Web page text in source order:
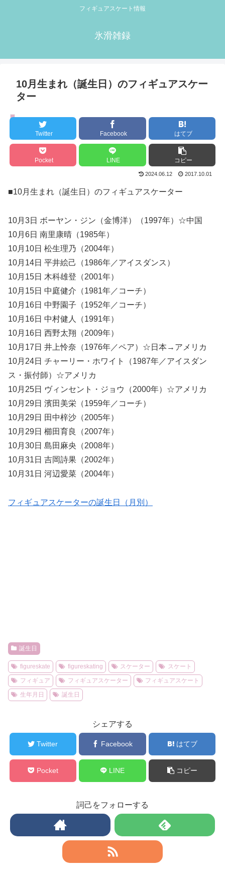
フィギュアスケート情報
氷滑雑録
10月生まれ（誕生日）のフィギュアスケー
ター
Twitter Facebook はてブ
Pocket LINE コピー
2024.06.12 2017.10.01
■10月生まれ（誕生日）のフィギュアスケーター
10月3日 ボーヤン・ジン（金博洋）（1997年）☆中国
10月6日 南里康晴（1985年）
10月10日 松生理乃（2004年）
10月14日 平井絵己（1986年／アイスダンス）
10月15日 木科雄登（2001年）
10月15日 中庭健介（1981年／コーチ）
10月16日 中野園子（1952年／コーチ）
10月16日 中村健人（1991年）
10月16日 西野太翔（2009年）
10月17日 井上怜奈（1976年／ペア）☆日本→アメリカ
10月24日 チャーリー・ホワイト（1987年／アイスダン
ス・振付師）☆アメリカ
10月25日 ヴィンセント・ジョウ（2000年）☆アメリカ
10月29日 濱田美栄（1959年／コーチ）
10月29日 田中梓沙（2005年）
10月29日 櫛田育良（2007年）
10月30日 島田麻央（2008年）
10月31日 吉岡詩果（2002年）
10月31日 河辺愛菜（2004年）
フィギュアスケーターの誕生日（月別）
誕生日
figureskate figureskating スケーター
スケート
フィギュア
フィギュアスケーター
フィギュアスケート
生年月日
誕生日
シェアする
Twitter Facebook はてブ
Pocket LINE コピー
詞己をフォローする